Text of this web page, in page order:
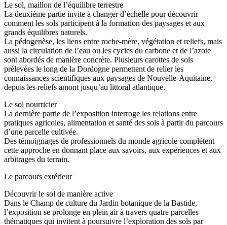
Le sol, maillon de l’équilibre terrestre
La deuxième partie invite à changer d’échelle pour découvrir
comment les sols participent à la formation des paysages et aux
grands équilibres naturels.
La pédogenèse, les liens entre roche-mère, végétation et reliefs, mais
aussi la circulation de l’eau ou les cycles du carbone et de l’azote
sont abordés de manière concrète. Plusieurs carottes de sols
prélevées le long de la Dordogne permettent de relier les
connaissances scientifiques aux paysages de Nouvelle-Aquitaine,
depuis les reliefs amont jusqu’au littoral atlantique.
Le sol nourricier
La dernière partie de l’exposition interroge les relations entre
pratiques agricoles, alimentation et santé des sols à partir du parcours
d’une parcelle cultivée.
Des témoignages de professionnels du monde agricole complètent
cette approche en donnant place aux savoirs, aux expériences et aux
arbitrages du terrain.
Le parcours extérieur
Découvrir le sol de manière active
Dans le Champ de culture du Jardin botanique de la Bastide,
l’exposition se prolonge en plein air à travers quatre parcelles
thématiques qui invitent à poursuivre l’exploration des sols par